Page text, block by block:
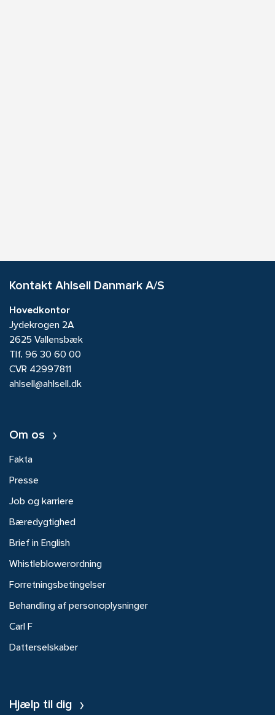
Kontakt Ahlsell Danmark A/S
Hovedkontor
Jydekrogen 2A
2625 Vallensbæk
Tlf. 96 30 60 00
CVR 42997811
ahlsell@ahlsell.dk
Om os
Fakta
Presse
Job og karriere
Bæredygtighed
Brief in English
Whistleblowerordning
Forretningsbetingelser
Behandling af personoplysninger
Carl F
Datterselskaber
Hjælp til dig